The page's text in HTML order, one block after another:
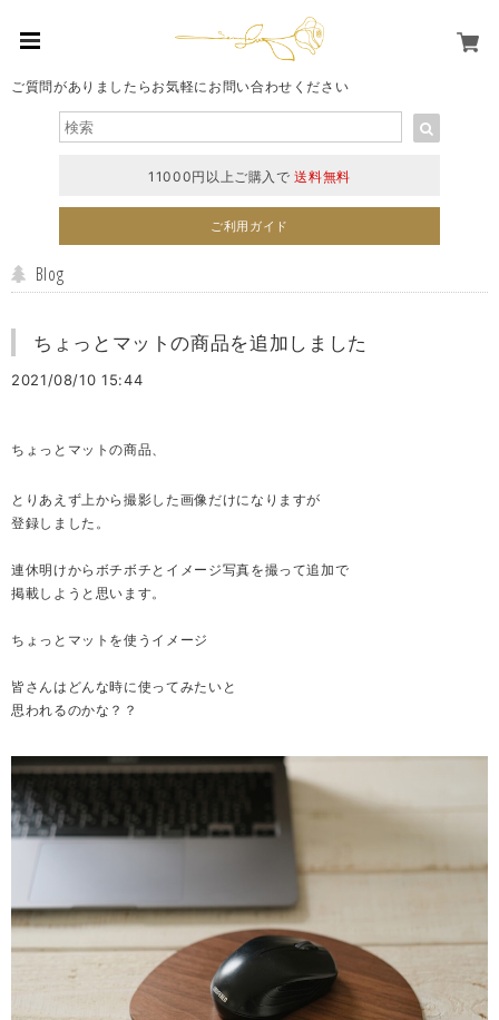
ご質問がありましたらお気軽にお問い合わせください
11000円以上ご購入で送料無料
ご利用ガイド
Blog
ちょっとマットの商品を追加しました
2021/08/10 15:44
ちょっとマットの商品、
とりあえず上から撮影した画像だけになりますが
登録しました。
連休明けからボチボチとイメージ写真を撮って追加で
掲載しようと思います。
ちょっとマットを使うイメージ
皆さんはどんな時に使ってみたいと
思われるのかな？？